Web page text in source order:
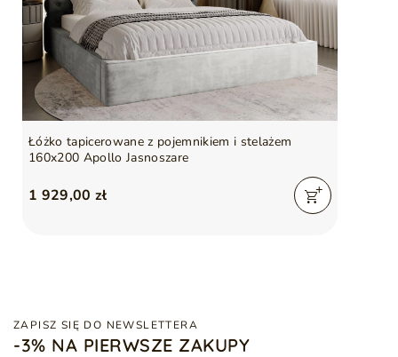
Łóżko tapicerowane z pojemnikiem i stelażem
160x200 Apollo Jasnoszare
1 929,00 zł
ZAPISZ SIĘ DO NEWSLETTERA
-3% NA PIERWSZE ZAKUPY